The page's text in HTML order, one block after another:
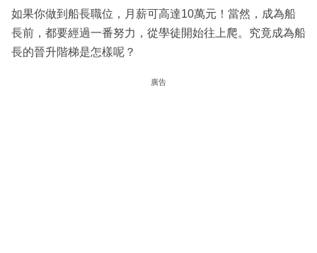
如果你做到船長職位，月薪可高達10萬元！當然，成為船
長前，都要經過一番努力，從學徒開始往上爬。究竟成為船
長的晉升階梯是怎樣呢？
廣告